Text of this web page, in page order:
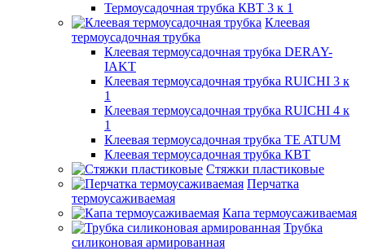
Термоусадочная трубка КВТ 3 к 1
Клеевая
термоусадочная трубка
Клеевая термоусадочная трубка DERAY-
IAKT
Клеевая термоусадочная трубка RUICHI 3 к
1
Клеевая термоусадочная трубка RUICHI 4 к
1
Клеевая термоусадочная трубка TE ATUM
Клеевая термоусадочная трубка КВТ
Стяжки пластиковые
Перчатка
термоусаживаемая
Капа термоусаживаемая
Трубка
силиконовая армированная